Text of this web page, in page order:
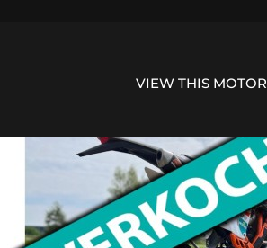
VIEW THIS MOTOR